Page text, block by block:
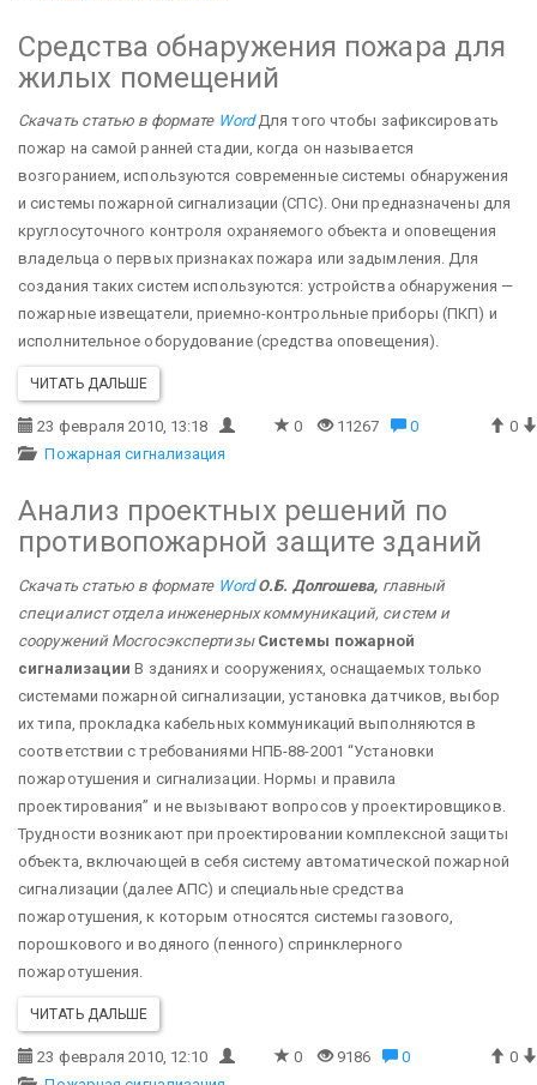
Средства обнаружения пожара для
жилых помещений
Скачать статью в формате Word Для того чтобы зафиксировать
пожар на самой ранней стадии, когда он называется
возгоранием, используются современные системы обнаружения
и системы пожарной сигнализации (СПС). Они предназначены для
круглосуточного контроля охраняемого объекта и оповещения
владельца о первых признаках пожара или задымления. Для
создания таких систем используются: устройства обнаружения —
пожарные извещатели, приемно-контрольные приборы (ПКП) и
исполнительное оборудование (средства оповещения).
ЧИТАТЬ ДАЛЬШЕ
23 февраля 2010, 13:18 0 11267 0
0
Пожарная сигнализация
Анализ проектных решений по
противопожарной защите зданий
Скачать статью в формате Word О.Б. Долгошева, главный
специалист отдела инженерных коммуникаций, систем и
сооружений Мосгосэкспертизы Системы пожарной
сигнализацииВ зданиях и сооружениях, оснащаемых только
системами пожарной сигнализации, установка датчиков, выбор
их типа, прокладка кабельных коммуникаций выполняются в
соответствии с требованиями НПБ-88-2001 “Установки
пожаротушения и сигнализации. Нормы и правила
проектирования” и не вызывают вопросов у проектировщиков.
Трудности возникают при проектировании комплексной защиты
объекта, включающей в себя систему автоматической пожарной
сигнализации (далее АПС) и специальные средства
пожаротушения, к которым относятся системы газового,
порошкового и водяного (пенного) спринклерного
пожаротушения.
ЧИТАТЬ ДАЛЬШЕ
23 февраля 2010, 12:10 0 9186 0
0